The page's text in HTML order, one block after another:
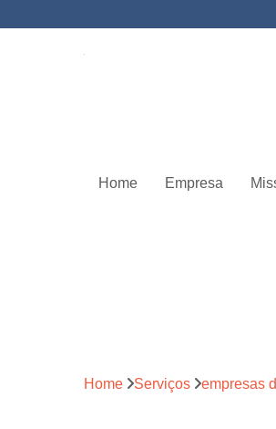
Home Empresa
Home Serviços empresas